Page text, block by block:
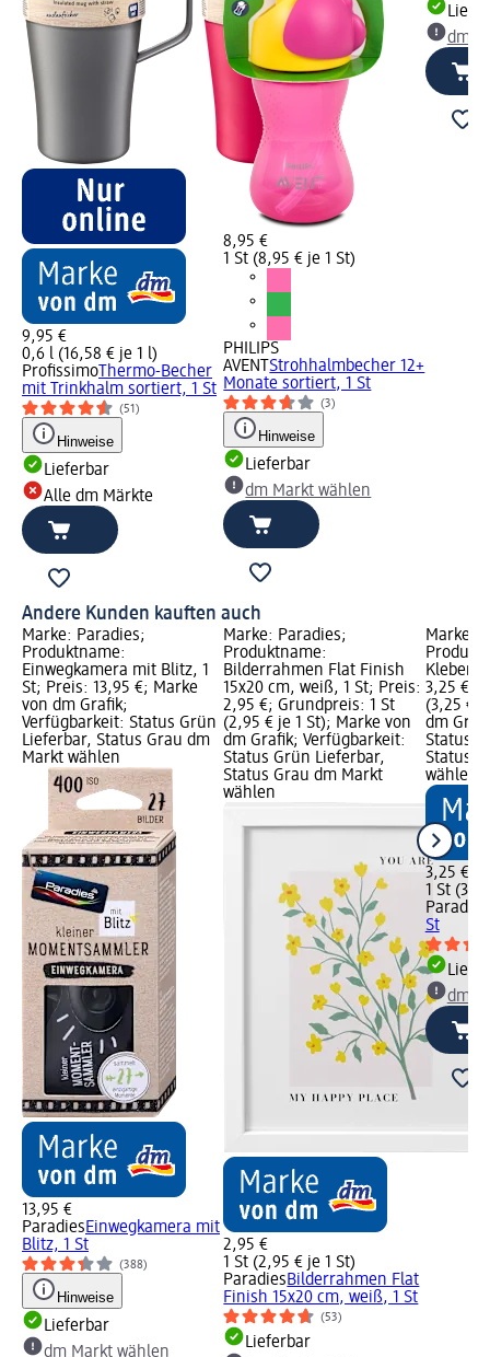
9,95 €
0,6 l (16,58 € je 1 l)
Profissimo Thermo-Becher
mit Trinkhalm sortiert, 1 St
(51)
Hinweise
Lieferbar
Alle dm Märkte
8,95 €
1 St (8,95 € je 1 St)
PHILIPS
AVENT Strohhalmbecher 12+
Monate sortiert, 1 St
(3)
Hinweise
Lieferbar
dm Markt wählen
dm
Andere Kunden kauften auch
Marke: Paradies;
Produktname:
Einwegkamera mit Blitz, 1
St; Preis: 13,95 €; Marke
von dm Grafik;
Verfügbarkeit: Status Grün
Lieferbar, Status Grau dm
Markt wählen
13,95 €
ParadiesEinwegkamera mit
Blitz, 1 St
(388)
Hinweise
Lieferbar
dm Markt wählen
Marke: Paradies;
Produktname:
Bilderrahmen Flat Finish
15x20 cm, weiß, 1 St; Preis:
2,95 €; Grundpreis: 1 St
(2,95 € je 1 St); Marke von
dm Grafik; Verfügbarkeit:
Status Grün Lieferbar,
Status Grau dm Markt
wählen
2,95 €
1 St (2,95 € je 1 St)
ParadiesBilderrahmen Flat
Finish 15x20 cm, weiß, 1 St
(53)
Lieferbar
Marke:
3,25 €;
(3,25 €
dm
Status
Status
wählen
3,25 €
1 St
Paradies
St
dm